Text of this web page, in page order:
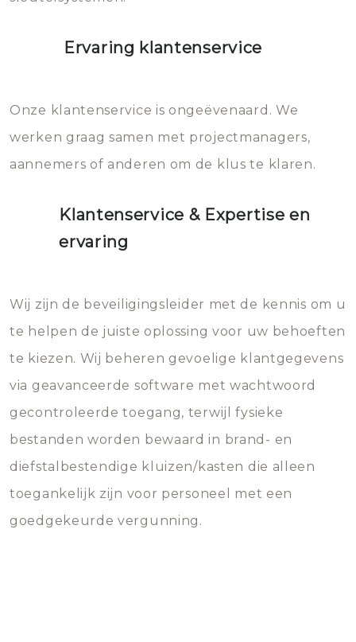
Ervaring klantenservice
Onze klantenservice is ongeëvenaard. We
werken graag samen met projectmanagers,
aannemers of anderen om de klus te klaren.
Klantenservice & Expertise en
ervaring
Wij zijn de beveiligingsleider met de kennis om u
te helpen de juiste oplossing voor uw behoeften
te kiezen. Wij beheren gevoelige klantgegevens
via geavanceerde software met wachtwoord
gecontroleerde toegang, terwijl fysieke
bestanden worden bewaard in brand- en
diefstalbestendige kluizen/kasten die alleen
toegankelijk zijn voor personeel met een
goedgekeurde vergunning.